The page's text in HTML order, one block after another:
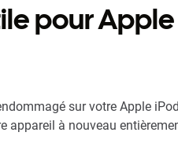
pour
sur votre Apple
appareil à nouveau